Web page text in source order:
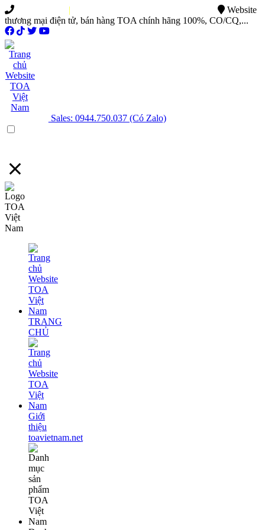
|
Website
thương mại điện tử, bán hàng TOA chính hãng 100%, CO/CQ,...
Sales: 0944.750.037 (Có Zalo)
TRANG
CHỦ
Giới
thiệu
toavietnam.net